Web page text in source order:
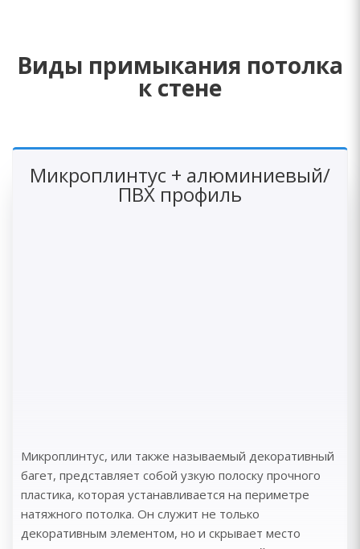
Виды примыкания потолка
к стене
Микроплинтус + алюминиевый/
ПВХ профиль
Микроплинтус, или также называемый декоративный
багет, представляет собой узкую полоску прочного
пластика, которая устанавливается на периметре
натяжного потолка. Он служит не только
декоративным элементом, но и скрывает место